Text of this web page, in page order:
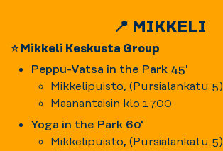
📍 MIKKELI
⭐ Mikkeli Keskusta Group
Peppu-Vatsa in the Park 45'
Mikkelipuisto, (Pursialankatu 5)
Maanantaisin klo 17.00
Yoga in the Park 60'
Mikkelipuisto, (Pursialankatu 5)